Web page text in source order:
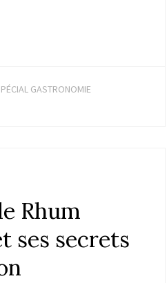
GASTRONOMIE
Rhum
ses secrets